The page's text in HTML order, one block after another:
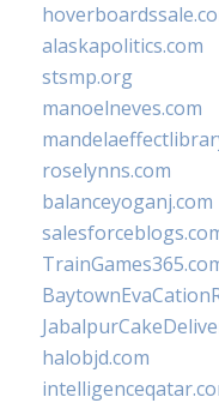
alaskapolitics.com
stsmp.org
manoelneves.com
roselynns.com
balanceyoganj.com
halobjd.com